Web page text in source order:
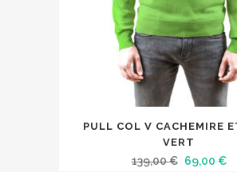
PULL COL V CACHEMIRE
VERT
139,00€ Le
69,00 €Le